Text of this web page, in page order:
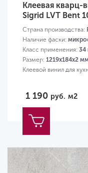
Клеевая кварц-
Sigrid LVT Bent
Страна производства:
Наличие фаски:
Класс применения: 34
Размер: 1219х184х2
Клеевой винил для
1 190 руб. м2